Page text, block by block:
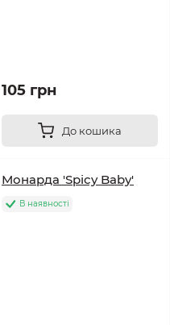
105 грн
До кошика
Монарда 'Spicy Baby'
В наявності